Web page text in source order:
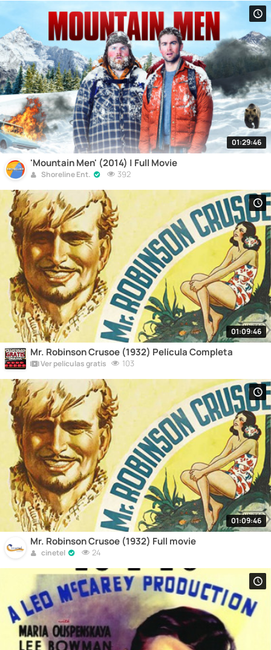
01:29:46
'Mountain Men' (2014) | Full Movie
Shoreline Ent. 392
01:09:46
Mr. Robinson Crusoe (1932) Película Completa
Ver películas gratis 103
01:09:46
Mr. Robinson Crusoe (1932) Full movie
cinetel 24